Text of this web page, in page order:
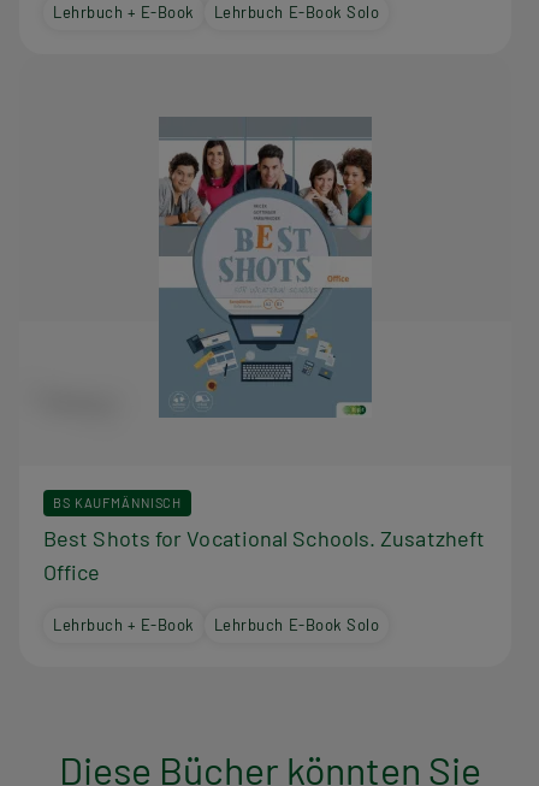
Lehrbuch + E-Book Lehrbuch E-Book Solo
BS KAUFMÄNNISCH
Best Shots for Vocational Schools. Zusatzheft
Office
Lehrbuch + E-Book Lehrbuch E-Book Solo
Diese Bücher könnten Sie